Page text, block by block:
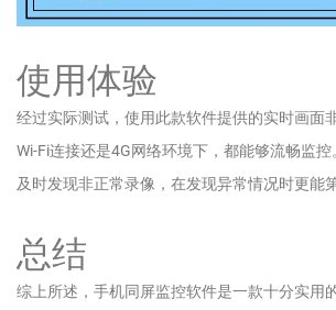
使用体验
经过实际测试，使用此款软件提供的实时画面
Wi-Fi连接还是4G网络环境下，都能够流畅监
及时发现非正常录像，在发现异常情况时更能
总结
综上所述，手机同屏监控软件是一款十分实用